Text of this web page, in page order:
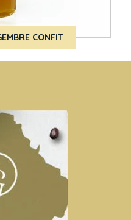
CONFIT